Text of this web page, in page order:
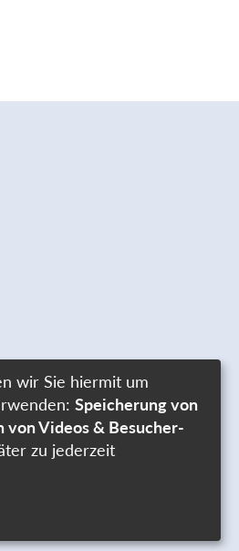
wir Sie hiermit um
Speicherung von
von Videos & Besucher-
zu jederzeit